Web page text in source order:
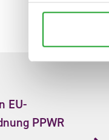
EU-
PPWR